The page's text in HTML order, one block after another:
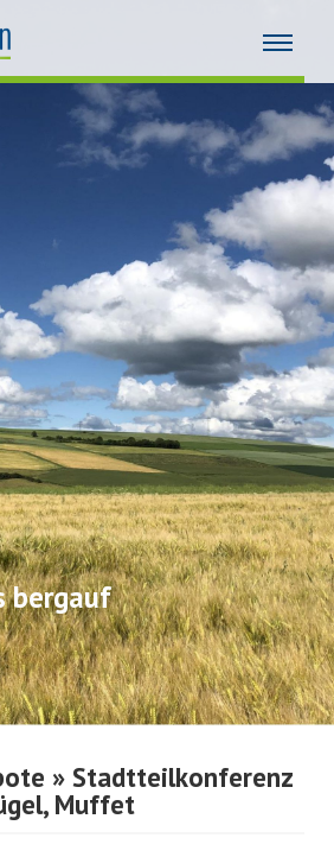
bergauf
» Stadtteilkonferenz
Muffet